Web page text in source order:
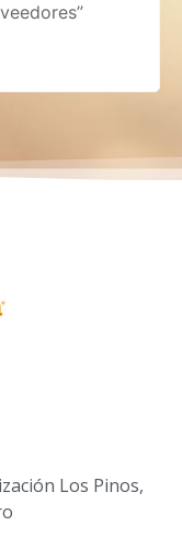
Los Pinos,